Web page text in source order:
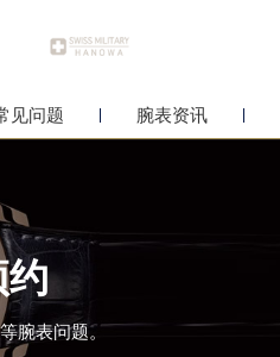
见问题 腕表资讯
约
腕表问题。